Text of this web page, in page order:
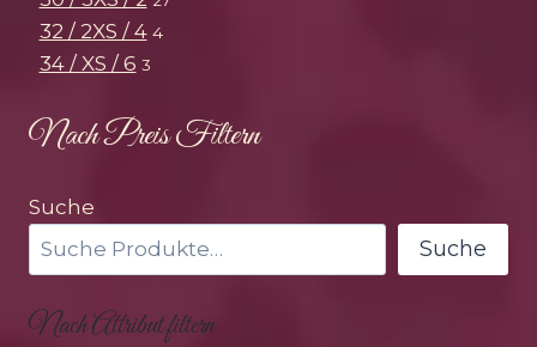
32 / 2XS / 4 4
34 / XS / 6 3
Nach Preis Filtern
Suche
Suche
Nach Attribut filtern